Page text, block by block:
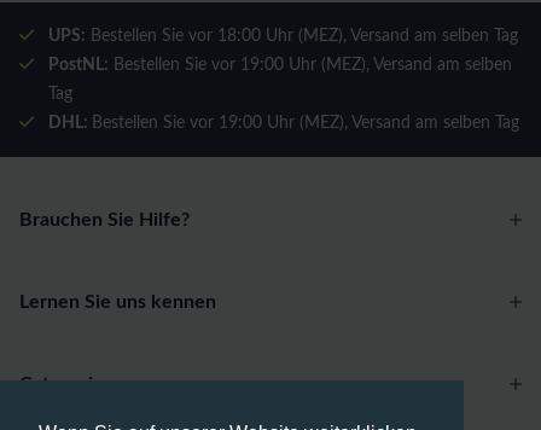
UPS: Bestellen Sie vor 18:00 Uhr (MEZ), Versand am selben Tag
PostNL: Bestellen Sie vor 19:00 Uhr (MEZ), Versand am selben
Tag
DHL: Bestellen Sie vor 19:00 Uhr (MEZ), Versand am selben Tag
Brauchen Sie Hilfe?
Lernen Sie uns kennen
Categories